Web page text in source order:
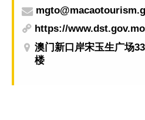
https://
澳门新口岸宋玉生广场
楼